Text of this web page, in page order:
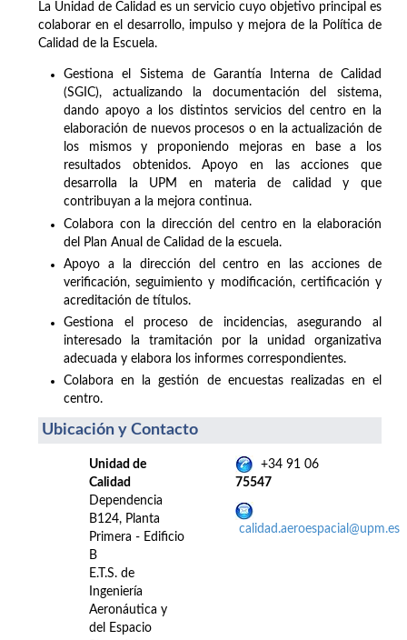
La Unidad de Calidad es un servicio cuyo objetivo principal es
colaborar en el desarrollo, impulso y mejora de la Política de
Calidad de la Escuela.
Gestiona el Sistema de Garantía Interna de Calidad
(SGIC), actualizando la documentación del sistema,
dando apoyo a los distintos servicios del centro en la
elaboración de nuevos procesos o en la actualización de
los mismos y proponiendo mejoras en base a los
resultados obtenidos. Apoyo en las acciones que
desarrolla la UPM en materia de calidad y que
contribuyan a la mejora continua.
Colabora con la dirección del centro en la elaboración
del Plan Anual de Calidad de la escuela.
Apoyo a la dirección del centro en las acciones de
verificación, seguimiento y modificación, certificación y
acreditación de títulos.
Gestiona el proceso de incidencias, asegurando al
interesado la tramitación por la unidad organizativa
adecuada y elabora los informes correspondientes.
Colabora en la gestión de encuestas realizadas en el
centro.
Ubicación y Contacto
Unidad de
Calidad
Dependencia
B124, Planta
Primera - Edificio
B
E.T.S. de
Ingeniería
Aeronáutica y
del Espacio
+34 91 06
75547
calidad.aeroespacial@upm.es